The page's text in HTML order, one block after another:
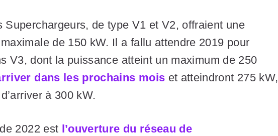
Superchargeurs, de type V1 et V2, offraient une
de 150 kW. Il a fallu attendre 2019 pour
V3, dont la puissance atteint un maximum de 250
dans les prochains mois et atteindront 275 kW,
à 300 kW.
2022 est l’ouverture du réseau de